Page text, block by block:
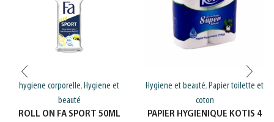
hygiene corporelle, Hygiene et
beauté
ROLL ON FA SPORT 50ML
Hygiene et beauté, Papier toilette et
coton
PAPIER HYGIENIQUE KOTIS 4